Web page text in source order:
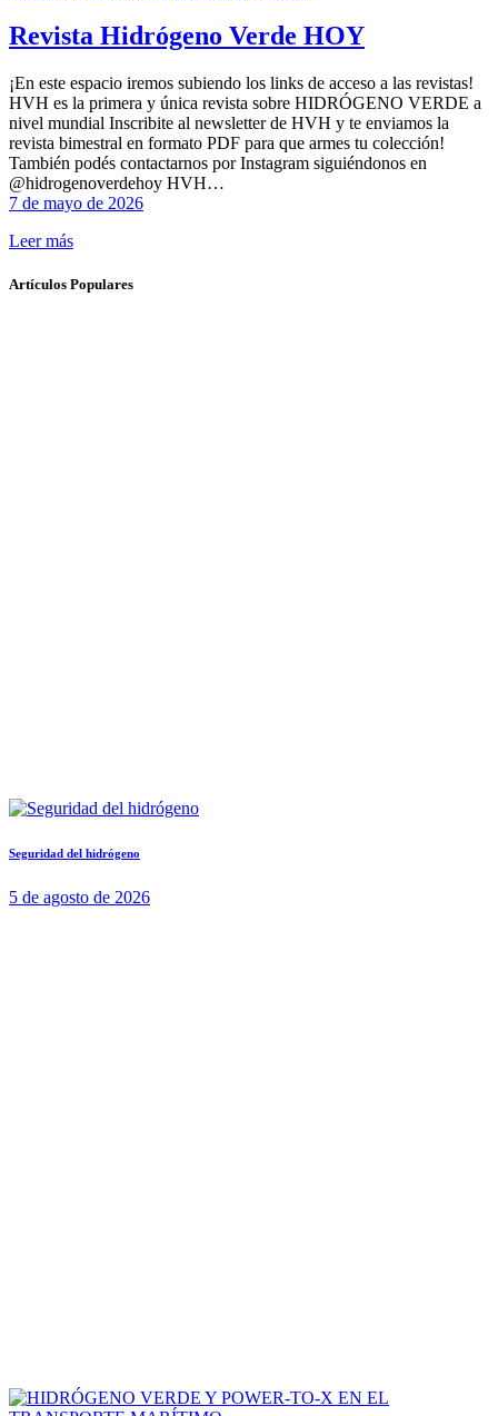
Revista Hidrógeno Verde HOY
¡En este espacio iremos subiendo los links de acceso a las revistas!
HVH es la primera y única revista sobre HIDRÓGENO VERDE a
nivel mundial Inscribite al newsletter de HVH y te enviamos la
revista bimestral en formato PDF para que armes tu colección!
También podés contactarnos por Instagram siguiéndonos en
@hidrogenoverdehoy HVH…
7 de mayo de 2026
Leer más
Artículos Populares
Seguridad del hidrógeno
5 de agosto de 2026